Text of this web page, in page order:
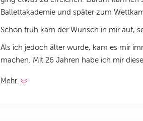
Ballettakademie und später zum
Schon früh kam der Wunsch in mir auf,
Als ich jedoch älter wurde, kam es mir
machen. Mit 26 Jahren habe ich mir
Mehr